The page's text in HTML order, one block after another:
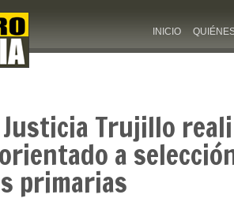
INICIO
Trujillo
a
primarias